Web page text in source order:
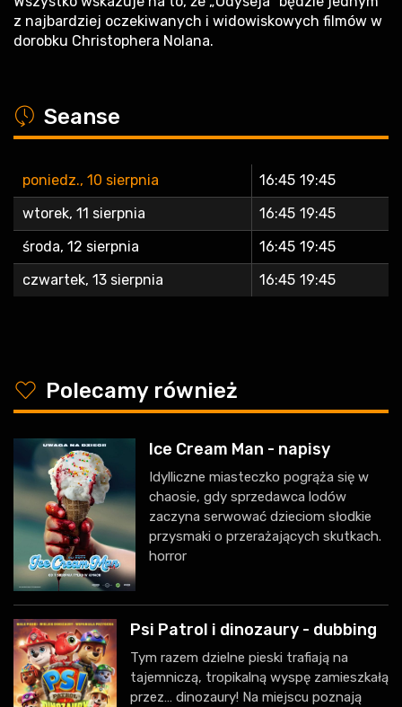
z najbardziej oczekiwanych i widowiskowych filmów w
dorobku Christophera Nolana.
a Seanse
poniedz., 10 sierpnia 16:45 19:45
wtorek, 11 sierpnia
16:45 19:45
środa, 12 sierpnia
16:45 19:45
czwartek, 13 sierpnia
16:45 19:45
y Polecamy również
Ice Cream Man - napisy
Idylliczne miasteczko pogrąża się w
chaosie, gdy sprzedawca lodów
zaczyna serwować dzieciom słodkie
przysmaki o przerażających skutkach.
horror
Psi Patrol i dinozaury - dubbing
Tym razem dzielne pieski trafiają na
tajemniczą, tropikalną wyspę zamieszkałą
przez… dinozaury! Na miejscu poznają